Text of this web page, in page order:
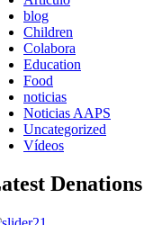
blog
Children
Colabora
Education
Food
noticias
Noticias AAPS
Uncategorized
Vídeos
Denations